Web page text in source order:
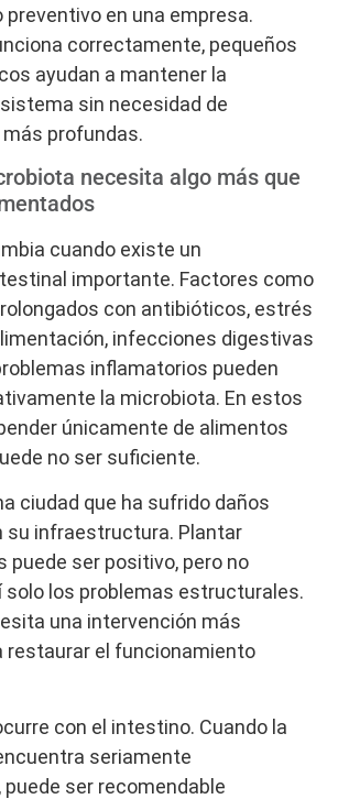
en una empresa.
correctamente, pequeños
ayudan a mantener la
sin necesidad de
profundas.
necesita algo más que
cuando existe un
importante. Factores como
con antibióticos, estrés
infecciones digestivas
inflamatorios pueden
la microbiota. En estos
únicamente de alimentos
no ser suficiente.
ciudad que ha sufrido daños
su infraestructura. Plantar
puede ser positivo, pero no
solo los problemas estructurales.
una intervención más
restaurar el funcionamiento
con el intestino. Cuando la
seriamente
ser recomendable